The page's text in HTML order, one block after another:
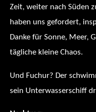
Zeit, weiter nach Süden
haben uns gefordert,
Danke für Sonne, Meer,
tägliche kleine Chaos.
Und Fuchur? Der
sein Unterwasserschiff